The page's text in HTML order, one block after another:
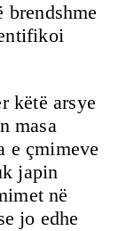
brendshme
këtë arsye
masa
e çmimeve
japin
në
jo edhe